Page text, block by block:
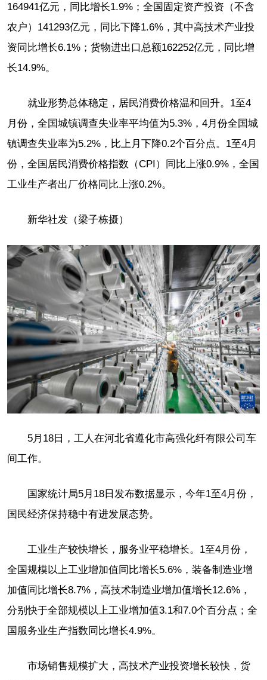
164941亿元，同比增长1.9%；全国固定资产投资（不含
农户）141293亿元，同比下降1.6%，其中高技术产业投
资同比增长6.1%；货物进出口总额162252亿元，同比增
长14.9%。
就业形势总体稳定，居民消费价格温和回升。1至4
月份，全国城镇调查失业率平均值为5.3%，4月份全国城
镇调查失业率为5.2%，比上月下降0.2个百分点。1至4月
份，全国居民消费价格指数（CPI）同比上涨0.9%，全国
工业生产者出厂价格同比上涨0.2%。
新华社发（梁子栋摄）
5月18日，工人在河北省遵化市高强化纤有限公司车
间工作。
国家统计局5月18日发布数据显示，今年1至4月份，
国民经济保持稳中有进发展态势。
工业生产较快增长，服务业平稳增长。1至4月份，
全国规模以上工业增加值同比增长5.6%，装备制造业增
加值同比增长8.7%，高技术制造业增加值增长12.6%，
分别快于全部规模以上工业增加值3.1和7.0个百分点；全
国服务业生产指数同比增长4.9%。
市场销售规模扩大，高技术产业投资增长较快，货